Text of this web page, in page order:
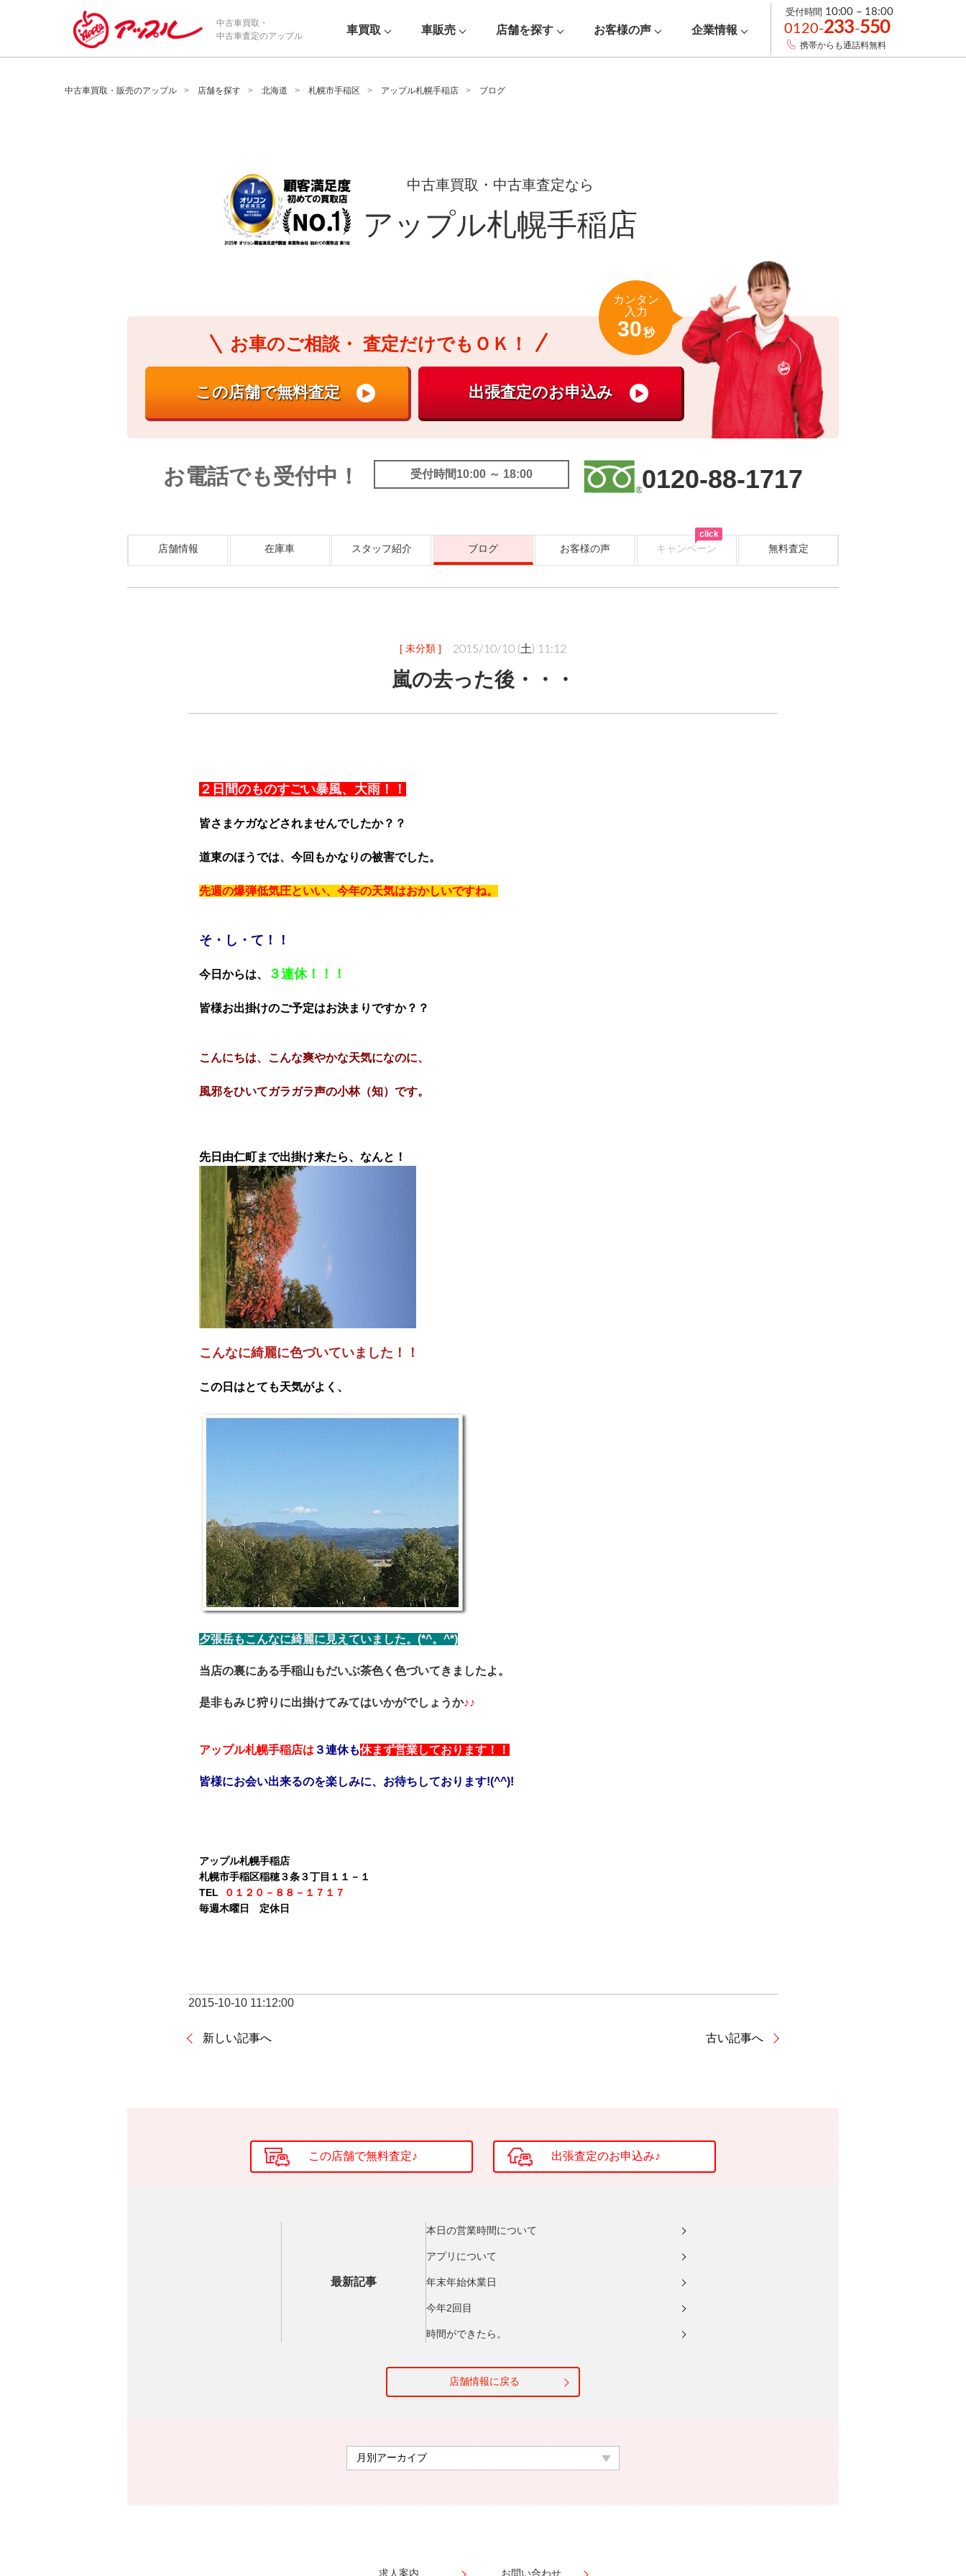
/*ABテスト_新規査定フォームの為のCVボタン*/
中古車買取・
中古車査定のアップル
車買取 車販売 店舗を探す お客様の声 企業情報
受付時間 10:00 – 18:00
0120-233-550
携帯からも通話料無料
中古車買取・販売のアップル 店舗を探す 北海道 札幌市手稲区 アップル札幌手稲店 ブログ
中古車買取・中古車査定なら
アップル札幌手稲店
お車のご相談・ 査定だけでもＯＫ！
カンタン
入力
30秒
お電話でも受付中！ 受付時間10:00 ～ 18:00 0120-88-1717
店舗情報 在庫車 スタッフ紹介 ブログ お客様の声 キャンペーン 無料査定
click
[ 未分類 ] 2015/10/10 (土) 11:12
嵐の去った後・・・
２日間のものすごい暴風、大雨！！
皆さまケガなどされませんでしたか？？
道東のほうでは、今回もかなりの被害でした。
先週の爆弾低気圧といい、今年の天気はおかしいですね。
そ・し・て！！
今日からは、 ３連休！！！
皆様お出掛けのご予定はお決まりですか？？
こんにちは、こんな爽やかな天気になのに、
風邪をひいてガラガラ声の小林（知）です。
先日由仁町まで出掛け来たら、なんと！
こんなに綺麗に色づいていました！！
この日はとても天気がよく、
夕張岳もこんなに綺麗に見えていました。(*^。^*)
当店の裏にある手稲山もだいぶ茶色く色づいてきましたよ。
是非もみじ狩りに出掛けてみてはいかがでしょうか♪♪
アップル札幌手稲店は ３連休も休まず営業しております！！
皆様にお会い出来るのを楽しみに、お待ちしております!(^^)!
アップル札幌手稲店
札幌市手稲区稲穂３条３丁目１１－１
TEL
  ０１２０－８８－１７１７
毎週木曜日　定休日
2015-10-10 11:12:00
新しい記事へ 古い記事へ
最新記事
本日の営業時間について
アプリについて
年末年始休業日
今年2回目
時間ができたら。
店舗情報に戻る
求人案内 お問い合わせ